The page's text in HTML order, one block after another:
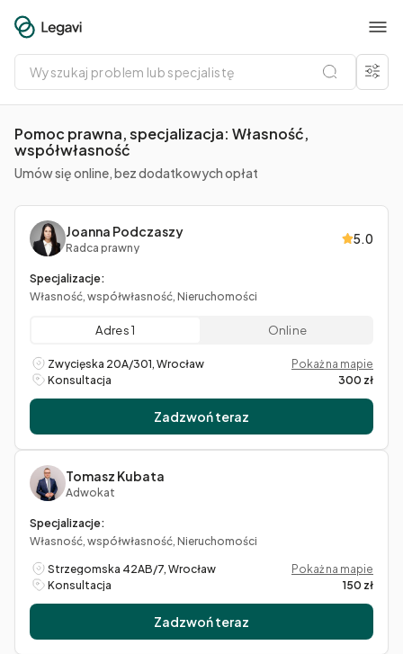
Wyszukaj
problem
lub
specjalistę
Pomoc prawna, specjalizacja: Własność,
współwłasność
Umów się online, bez dodatkowych opłat
Joanna Podczaszy
Radca prawny
5.0
Specjalizacje:
Własność, współwłasność, Nieruchomości
Adres 1 Online
Zwycięska 20A/301, Wrocław
Pokaż na mapie
Konsultacja
300 zł
Zadzwoń teraz
Tomasz Kubata
Adwokat
Specjalizacje:
Własność, współwłasność, Nieruchomości
Strzegomska 42AB/7, Wrocław
Pokaż na mapie
Konsultacja
150 zł
Zadzwoń teraz